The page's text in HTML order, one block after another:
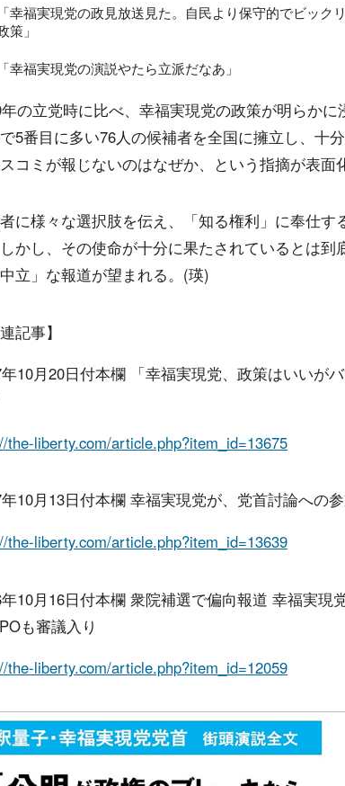
「幸福実現党の政見放送見た。自民より保守的でビック
策」
「幸福実現党の演説やたら立派だなあ」
の立党時に比べ、幸福実現党の政策が明らか
5番目に多い76人の候補者を全国に擁立し、十
コミが報じないのはなぜか、という指摘が表面
に様々な選択肢を伝え、「知る権利」に奉仕す
かし、その使命が十分に果たされているとは到
立」な報道が望まれる。(瑛)
記事】
10月20日付本欄 「幸福実現党、政策はいい
the-liberty.com/article.php?item_id=13675
10月13日付本欄 幸福実現党が、党首討論への
the-liberty.com/article.php?item_id=13639
10月16日付本欄 衆院補選で偏向報道 幸福実現
も審議入り
the-liberty.com/article.php?item_id=12059